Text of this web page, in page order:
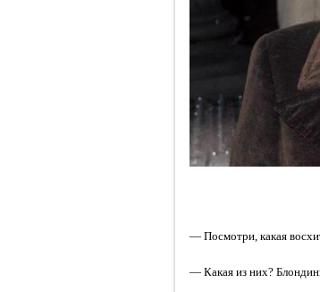
— Посмотри, какая
— Какая из них?